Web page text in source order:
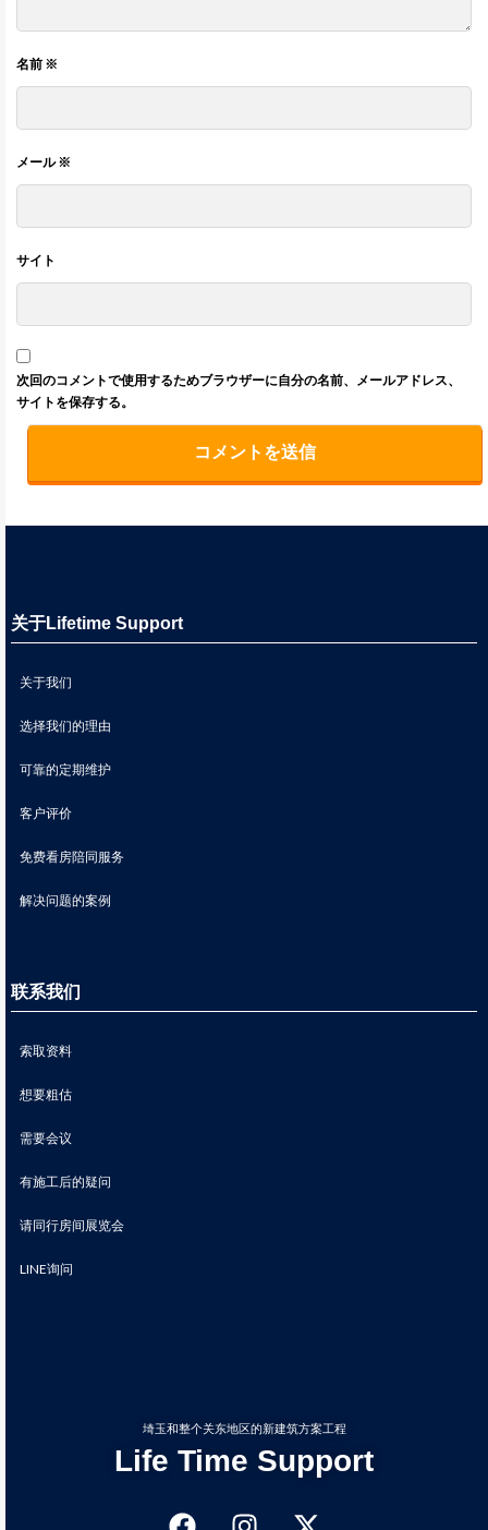
名前 ※
メール※
サイト
次回のコメントで使用するためブラウザーに自分の名前、メールアドレス、
サイトを保存する。
关于Lifetime Support
关于我们
选择我们的理由
可靠的定期维护
客户评价
免费看房陪同服务
解决问题的案例
联系我们
索取资料
想要粗估
需要会议
有施工后的疑问
请同行房间展览会
LINE询问
埼玉和整个关东地区的新建筑方案工程
Life Time Support